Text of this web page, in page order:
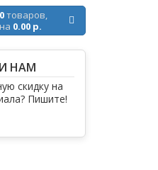
0товаров,
на 0.00 р.
НАМ
скидку на
Пишите!